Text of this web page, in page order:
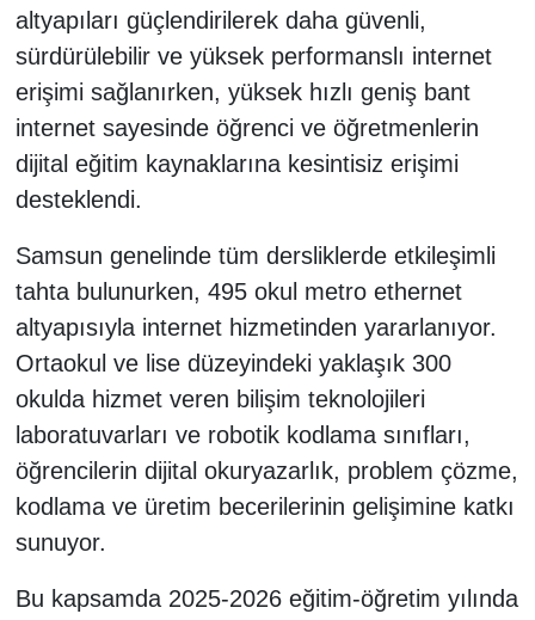
altyapıları güçlendirilerek daha güvenli,
sürdürülebilir ve yüksek performanslı internet
erişimi sağlanırken, yüksek hızlı geniş bant
internet sayesinde öğrenci ve öğretmenlerin
dijital eğitim kaynaklarına kesintisiz erişimi
desteklendi.
Samsun genelinde tüm dersliklerde etkileşimli
tahta bulunurken, 495 okul metro ethernet
altyapısıyla internet hizmetinden yararlanıyor.
Ortaokul ve lise düzeyindeki yaklaşık 300
okulda hizmet veren bilişim teknolojileri
laboratuvarları ve robotik kodlama sınıfları,
öğrencilerin dijital okuryazarlık, problem çözme,
kodlama ve üretim becerilerinin gelişimine katkı
sunuyor.
Bu kapsamda 2025-2026 eğitim-öğretim yılında